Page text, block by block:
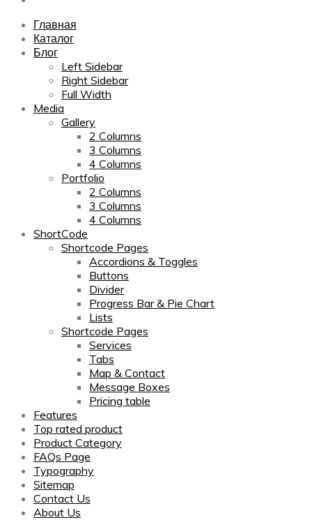
Главная
Каталог
Блог
Left Sidebar
Right Sidebar
Full Width
Media
Gallery
2 Columns
3 Columns
4 Columns
Portfolio
2 Columns
3 Columns
4 Columns
ShortCode
Shortcode Pages
Accordions & Toggles
Buttons
Divider
Progress Bar & Pie Chart
Lists
Shortcode Pages
Services
Tabs
Map & Contact
Message Boxes
Pricing table
Features
Top rated product
Product Category
FAQs Page
Typography
Sitemap
Contact Us
About Us